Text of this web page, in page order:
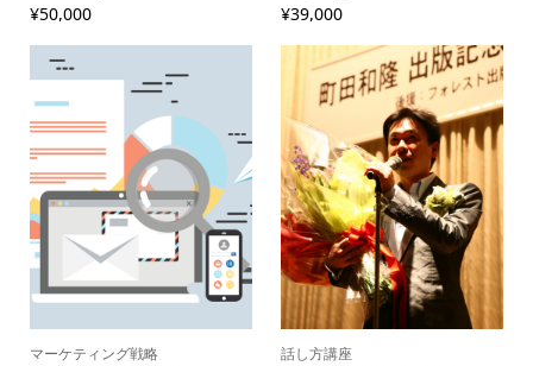
¥50,000
¥39,000
マーケティング戦略 話し方講座